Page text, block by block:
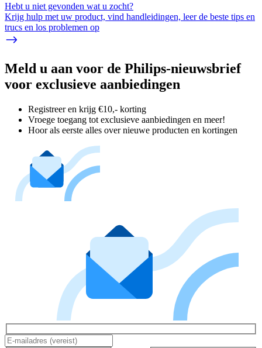
Hebt u niet gevonden wat u zocht?
Krijg hulp met uw product, vind handleidingen, leer de beste tips en
trucs en los problemen op
Meld u aan voor de Philips-nieuwsbrief
voor exclusieve aanbiedingen
Registreer en krijg €10,- korting
Vroege toegang tot exclusieve aanbiedingen en meer!
Hoor als eerste alles over nieuwe producten en kortingen